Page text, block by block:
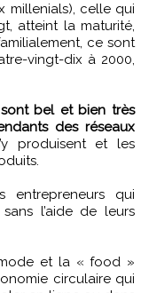
millenials), celle qui
atteint la maturité,
ce sont
vingt-dix à 2000,
bel et bien très
des réseaux
produisent et les
entrepreneurs qui
l’aide de leurs
et la « food »
circulaire qui